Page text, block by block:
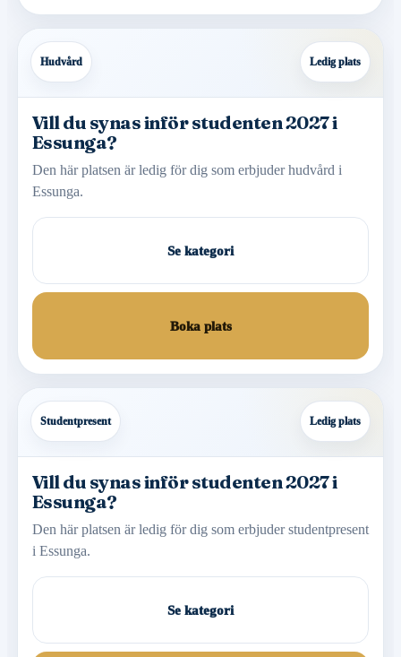
Hudvård Ledig plats
Vill du synas inför studenten 2027 i
Essunga?
Den här platsen är ledig för dig som erbjuder hudvård i
Essunga.
Se kategori
Boka plats
Studentpresent Ledig plats
Vill du synas inför studenten 2027 i
Essunga?
Den här platsen är ledig för dig som erbjuder studentpresent
i Essunga.
Se kategori